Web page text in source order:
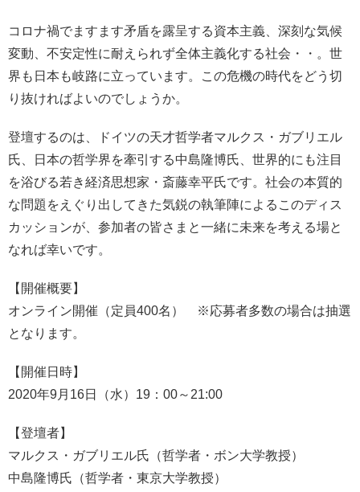
コロナ禍でますます矛盾を露呈する資本主義、深刻な気候
変動、不安定性に耐えられず全体主義化する社会・・。世
界も日本も岐路に立っています。この危機の時代をどう切
り抜ければよいのでしょうか。
登壇するのは、ドイツの天才哲学者マルクス・ガブリエル
氏、日本の哲学界を牽引する中島隆博氏、世界的にも注目
を浴びる若き経済思想家・斎藤幸平氏です。社会の本質的
な問題をえぐり出してきた気鋭の執筆陣によるこのディス
カッションが、参加者の皆さまと一緒に未来を考える場と
なれば幸いです。
【開催概要】
オンライン開催（定員400名） ※応募者多数の場合は抽選
となります。
【開催日時】
2020年9月16日（水）19：00～21:00
【登壇者】
マルクス・ガブリエル氏（哲学者・ボン大学教授）
中島隆博氏（哲学者・東京大学教授）